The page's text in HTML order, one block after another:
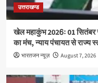
उत्तराखण्ड
खेल महाकुंभ 2026ः 01 सितंबर
का मंच, न्याय पंचायत से राज्य
भारतजन न्यूज़ August 7, 2026